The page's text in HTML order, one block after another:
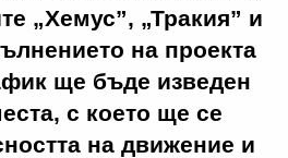
„Хемус”, „Тракия” и
на проекта
ще бъде изведен
с което ще се
на движение и